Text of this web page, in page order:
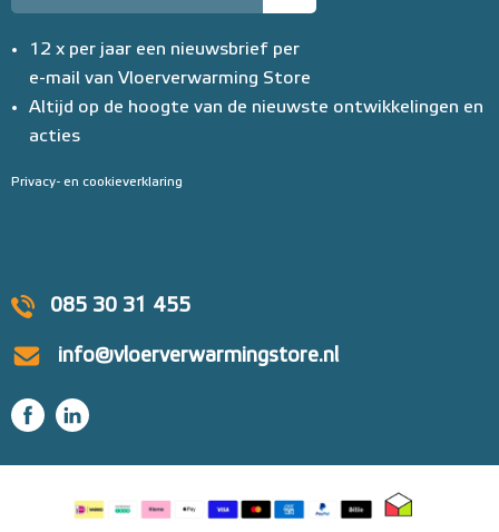
085 30 31 455
info@vloerverwarmingstore.nl
12 x per jaar een nieuwsbrief per
e-mail van Vloerverwarming Store
Altijd op de hoogte van de nieuwste ontwikkelingen en
acties
Privacy- en cookieverklaring